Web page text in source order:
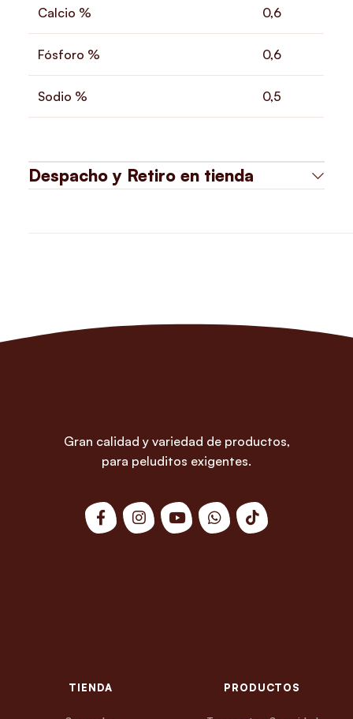
Calcio % 0,6
Fósforo % 0,6
Sodio % 0,5
Despacho y Retiro en tienda
Gran calidad y variedad de productos,
para peluditos exigentes.
TIENDA PRODUCTOS